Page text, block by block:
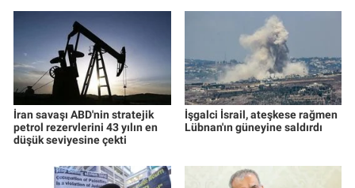
İran savaşı ABD'nin stratejik
petrol rezervlerini 43 yılın en
düşük seviyesine çekti
İşgalci İsrail, ateşkese rağmen
Lübnan'ın güneyine saldırdı